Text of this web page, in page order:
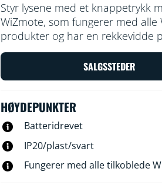
Styr lysene med et knappetrykk
WiZmote, som fungerer med alle
produkter og har en rekkevidde
Slå lysene på eller av, øk
demp den, still inn nattlys eller
fire lysmoduser – selv om Wi-Fi-
SALGSSTEDER
HØYDEPUNKTER
Batteridrevet
IP20/plast/svart
Fungerer med alle tilkoblede